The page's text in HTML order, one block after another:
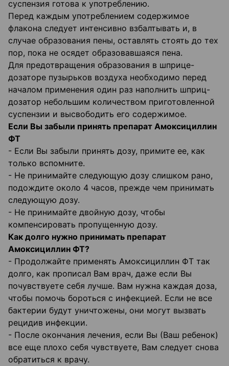
суспензия готова к употреблению.
Перед каждым употреблением содержимое
флакона следует интенсивно взбалтывать и, в
случае образования пены, оставлять стоять до тех
пор, пока не осядет образовавшаяся пена.
Для предотвращения образования в шприце-
дозаторе пузырьков воздуха необходимо перед
началом применения один раз наполнить шприц-
дозатор небольшим количеством приготовленной
суспензии и высвободить его содержимое.
Если Вы забыли принять препарат Амоксициллин
ФТ
- Если Вы забыли принять дозу, примите ее, как
только вспомните.
- Не принимайте следующую дозу слишком рано,
подождите около 4 часов, прежде чем принимать
следующую дозу.
- Не принимайте двойную дозу, чтобы
компенсировать пропущенную дозу.
Как долго нужно принимать препарат
Амоксициллин ФТ?
- Продолжайте применять Амоксициллин ФТ так
долго, как прописал Вам врач, даже если Вы
почувствуете себя лучше. Вам нужна каждая доза,
чтобы помочь бороться с инфекцией. Если не все
бактерии будут уничтожены, они могут вызвать
рецидив инфекции.
- После окончания лечения, если Вы (Ваш ребенок)
все еще плохо себя чувствуете, Вам следует снова
обратиться к врачу.